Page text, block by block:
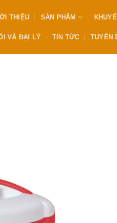
THIỆU SẢN PHẨM
VÀ ĐẠI LÝ TIN TỨC TUYỂN